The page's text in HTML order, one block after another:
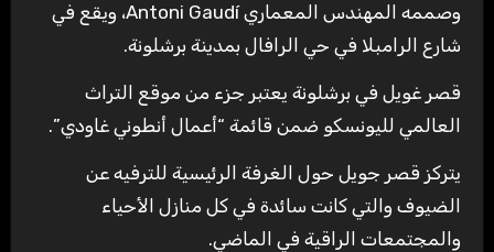
وصممه المهندس المعماري Antoni Gaudí، ويقع في
شارع الرامبلا في حي الرافال بمدينة برشلونة.
قصر غويل في برشلونة يعتبر جزء من موقع التراث
العالمي لليونسكو ضمن قائمة “أعمال أنطوني غاودي”.
يتركز قصر جويل حول الغرفة الرئيسية للترفيه عن
الضيوف والتي كانت سائدة في كل منازل الأحياء
والمجتمعات الراقية في الماضي.